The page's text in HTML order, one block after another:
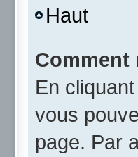
Haut
Comment
En
vous
page. Par